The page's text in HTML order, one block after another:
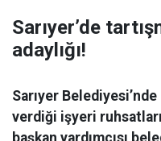
Sarıyer’de
adaylığı!
Sarıyer
verdiği işyeri